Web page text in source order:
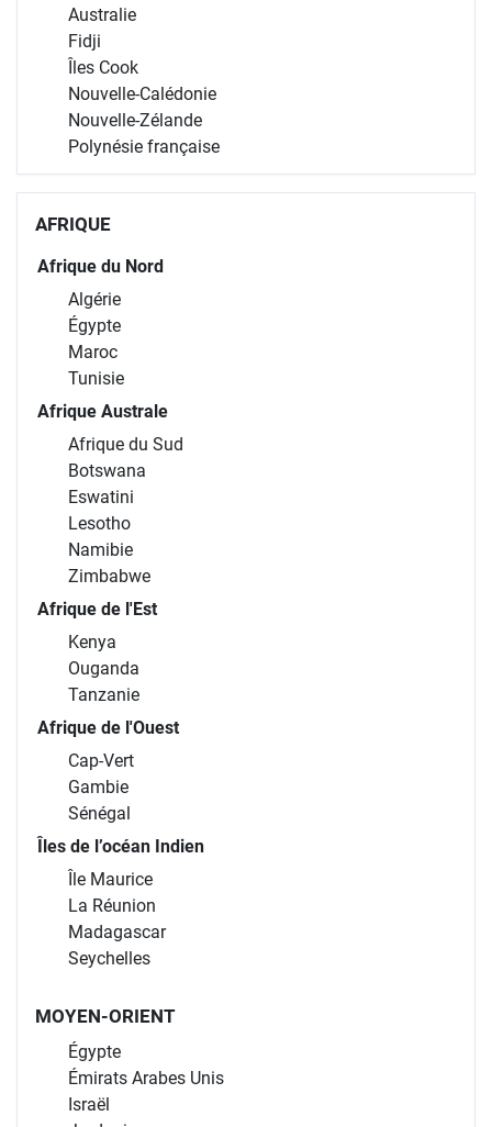
Australie
Fidji
Îles Cook
Nouvelle-Calédonie
Nouvelle-Zélande
Polynésie française
AFRIQUE
Afrique du Nord
Algérie
Égypte
Maroc
Tunisie
Afrique Australe
Afrique du Sud
Botswana
Eswatini
Lesotho
Namibie
Zimbabwe
Afrique de l'Est
Kenya
Ouganda
Tanzanie
Afrique de l'Ouest
Cap-Vert
Gambie
Sénégal
Îles de l’océan Indien
Île Maurice
La Réunion
Madagascar
Seychelles
MOYEN-ORIENT
Égypte
Émirats Arabes Unis
Israël